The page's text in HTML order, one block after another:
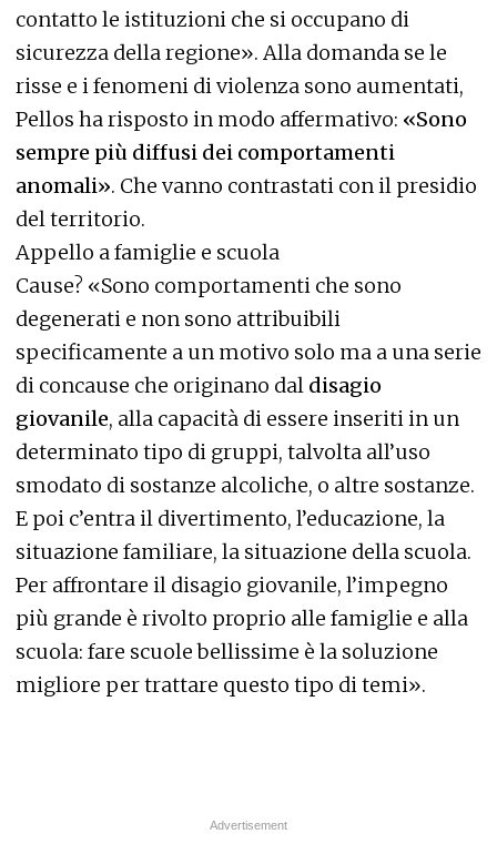
contatto le istituzioni che si occupano di
sicurezza della regione». Alla domanda se le
risse e i fenomeni di violenza sono aumentati,
Pellos ha risposto in modo affermativo: «Sono
sempre più diffusi dei comportamenti
anomali». Che vanno contrastati con il presidio
del territorio.
Appello a famiglie e scuola
Cause? «Sono comportamenti che sono
degenerati e non sono attribuibili
specificamente a un motivo solo ma a una serie
di concause che originano dal disagio
giovanile, alla capacità di essere inseriti in un
determinato tipo di gruppi, talvolta all’uso
smodato di sostanze alcoliche, o altre sostanze.
E poi c’entra il divertimento, l’educazione, la
situazione familiare, la situazione della scuola.
Per affrontare il disagio giovanile, l’impegno
più grande è rivolto proprio alle famiglie e alla
scuola: fare scuole bellissime è la soluzione
migliore per trattare questo tipo di temi».